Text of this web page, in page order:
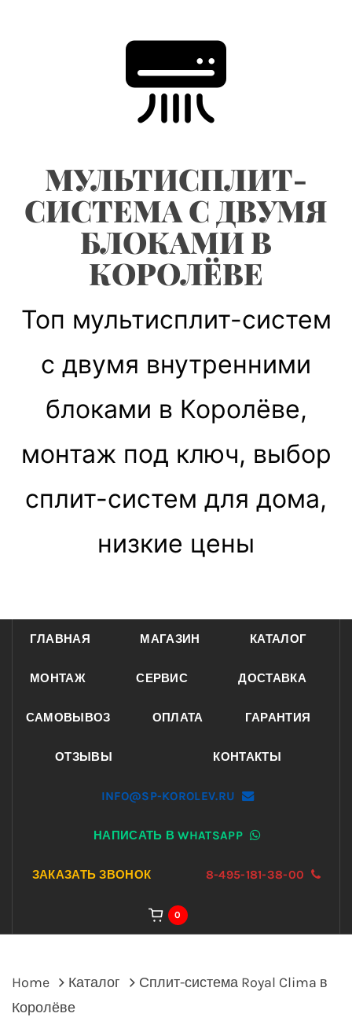
МУЛЬТИСПЛИТ-
СИСТЕМА С ДВУМЯ
БЛОКАМИ В
КОРОЛЁВЕ
Топ мультисплит-систем
с двумя внутренними
блоками в Королёве,
монтаж под ключ, выбор
сплит-систем для дома,
низкие цены
ГЛАВНАЯ МАГАЗИН КАТАЛОГ
МОНТАЖ СЕРВИС ДОСТАВКА
САМОВЫВОЗ ОПЛАТА ГАРАНТИЯ
ОТЗЫВЫ КОНТАКТЫ
INFO@SP-KOROLEV.RU
НАПИСАТЬ В WHATSAPP
ЗАКАЗАТЬ ЗВОНОК 8-495-181-38-00
0
Home Каталог
Сплит-система Royal Clima в
Королёве